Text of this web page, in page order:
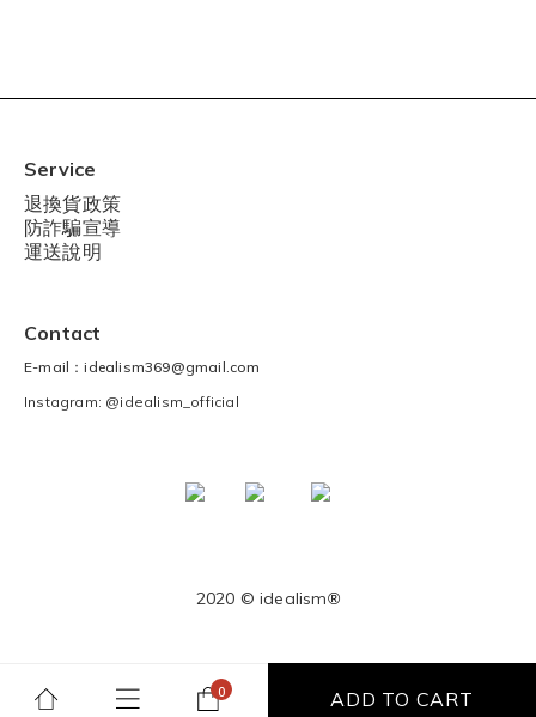
ADD TO CART
Service
退換貨政策
防詐騙宣導
運送說明
Contact
E-mail：idealism369@gmail.com
Instagram: @idealism_official
2020 © idealism®